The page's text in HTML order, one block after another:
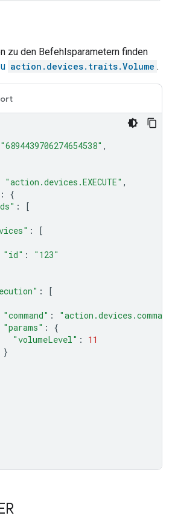
zu den Befehlsparametern finden
action.devices.traits.Volume .
"6894439706274654538" ,
"action.devices.EXECUTE" ,
:
{
:
[
:
[
"id" :
"123"
:
[
"command" :
"params" :
{
"volumeLevel" :
11
}